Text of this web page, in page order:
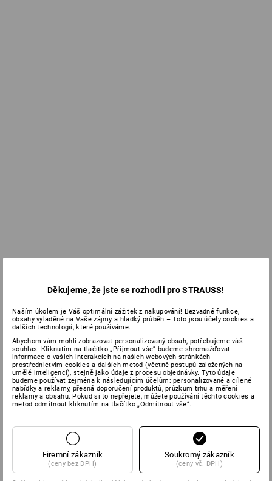
Děkujeme, že jste se rozhodli pro STRAUSS!
Naším úkolem je Váš optimální zážitek z nakupování! Bezvadné funkce,
obsahy vyladěné na Vaše zájmy a hladký průběh – Toto jsou účely cookies a
dalších technologií, které používáme.
Abychom vám mohli zobrazovat personalizovaný obsah, potřebujeme váš
souhlas. Kliknutím na tlačítko „Přijmout vše“ budeme shromažďovat
informace o vašich interakcích na našich webových stránkách
prostřednictvím cookies a dalších metod (včetně postupů založených na
umělé inteligenci), stejně jako údaje z procesu objednávky. Tyto údaje
budeme používat zejména k následujícím účelům: personalizované a cílené
nabídky a reklamy, přesná doporučení produktů, průzkum trhu a měření
reklamy a obsahu. Pokud si to nepřejete, můžete používání těchto cookies a
metod odmítnout kliknutím na tlačítko „Odmítnout vše“.
Firemní zákazník
(ceny bez DPH)
Soukromý zákazník
(ceny vč. DPH)